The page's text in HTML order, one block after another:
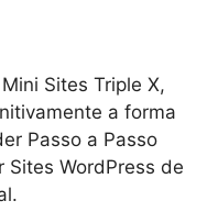
Sites Triple X,
a forma
Passo a Passo
Sites WordPress de